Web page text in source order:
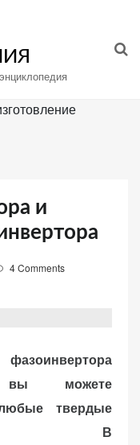
и
4 Comments
вы можете
твердые
В